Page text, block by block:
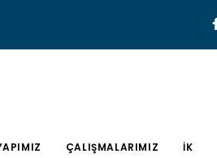
ÇALIŞMALARIMIZ İK